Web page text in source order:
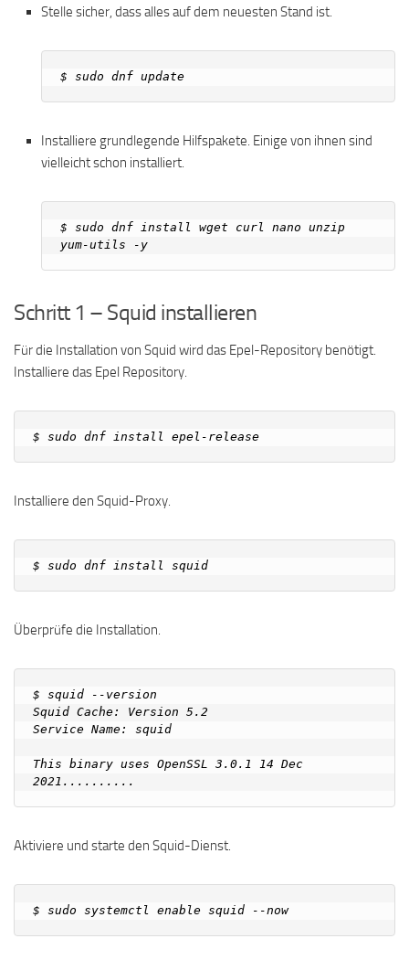
Stelle sicher, dass alles auf dem neuesten Stand ist.
Installiere grundlegende Hilfspakete. Einige von ihnen sind
vielleicht schon installiert.
$ sudo dnf install wget curl nano unzip
Schritt 1 – Squid installieren
Für die Installation von Squid wird das Epel-Repository benötigt.
Installiere das Epel Repository.
Installiere den Squid-Proxy.
Überprüfe die Installation.
$ squid --version
Squid Cache: Version 5.2
Service Name: squid
This binary uses OpenSSL 3.0.1 14 Dec
Aktiviere und starte den Squid-Dienst.